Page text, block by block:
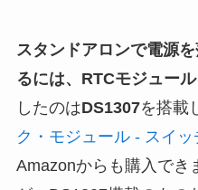
スタンドアロンで電源
るには、RTCモジュー
したのはDS1307を搭載
ク・モジュール - スイッ
Amazonからも購入でき